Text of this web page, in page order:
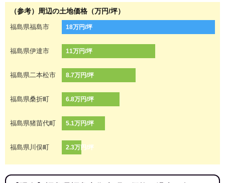
（参考）周辺の土地価格（万円/坪）
福島県福島市 18万円/坪
福島県伊達市 11万円/坪
福島県二本松市 8.7万円/坪
福島県桑折町 6.8万円/坪
福島県猪苗代町 5.1万円/坪
福島県川俣町 2.3万円/坪